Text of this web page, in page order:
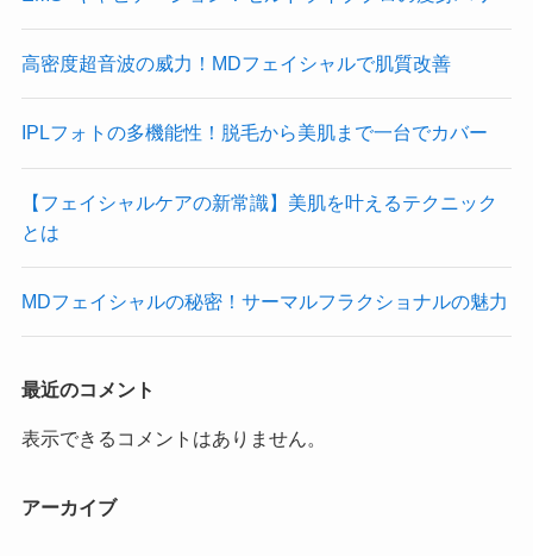
高密度超音波の威力！MDフェイシャルで肌質改善
IPLフォトの多機能性！脱毛から美肌まで一台でカバー
【フェイシャルケアの新常識】美肌を叶えるテクニック
とは
MDフェイシャルの秘密！サーマルフラクショナルの魅力
最近のコメント
表示できるコメントはありません。
アーカイブ